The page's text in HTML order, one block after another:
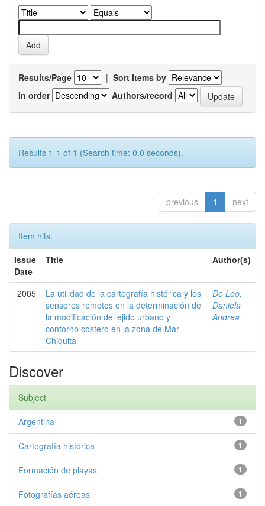
Results/Page | Sort items by
In order
Authors/record
Results 1-1 of 1 (Search time: 0.0 seconds).
previous 1 next
Item hits:
Issue
Date
Title Author(s)
2005
La utilidad de la cartografía histórica y los
sensores remotos en la determinación de
la modificación del ejido urbano y
contorno costero en la zona de Mar
Chiquita
De Leo,
Daniela
Andrea
Discover
Subject
1
Argentina
1
Cartografía histórica
1
Formación de playas
1
Fotografías aéreas